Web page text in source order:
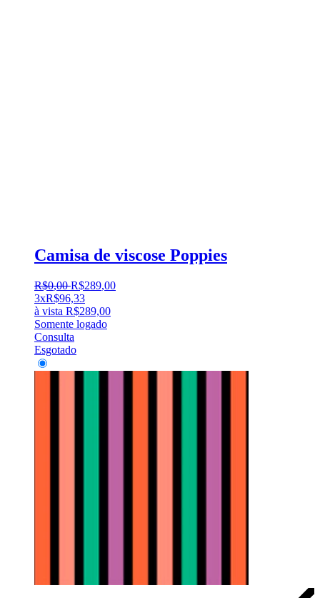
Camisa de viscose Poppies
R$0,00 R$289,00
3xR$96,33
à vista R$289,00
Somente logado
Consulta
Esgotado